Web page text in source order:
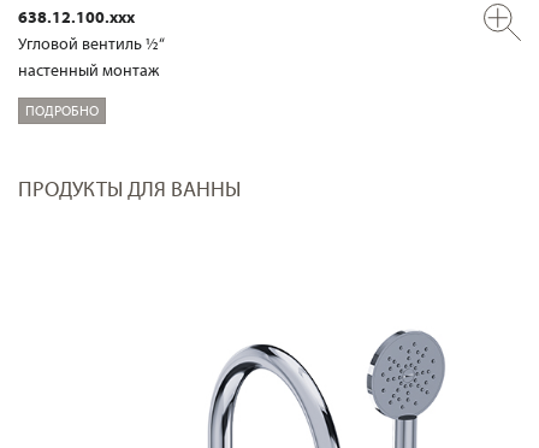
638.12.100.xxx
Угловой вентиль ½“
настенный монтаж
ПОДРОБНО
ПРОДУКТЫ ДЛЯ ВАННЫ